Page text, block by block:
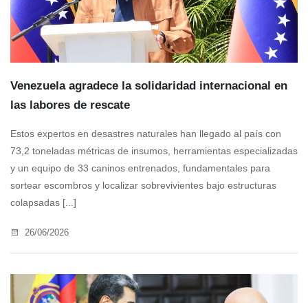
Venezuela agradece la solidaridad internacional en
las labores de rescate
Estos expertos en desastres naturales han llegado al país con
73,2 toneladas métricas de insumos, herramientas especializadas
y un equipo de 33 caninos entrenados, fundamentales para
sortear escombros y localizar sobrevivientes bajo estructuras
colapsadas [...]
26/06/2026